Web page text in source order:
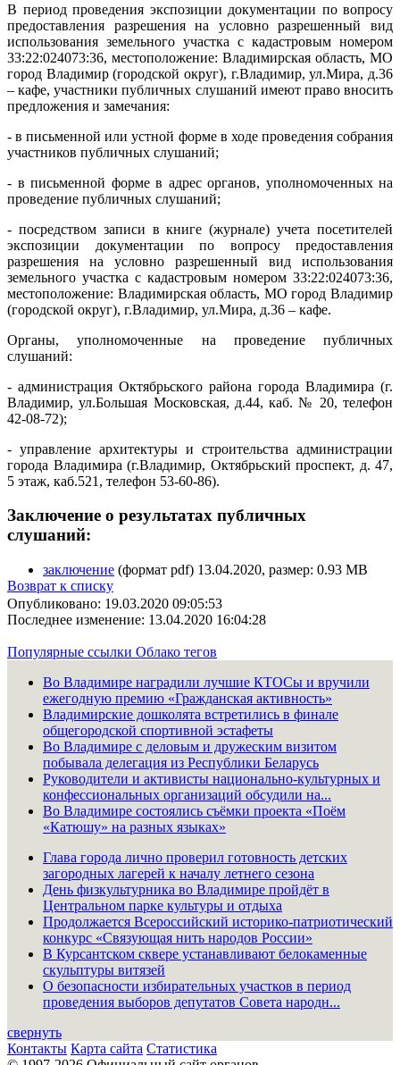
В период проведения экспозиции документации по вопросу
предоставления разрешения на условно разрешенный вид
использования земельного участка с кадастровым номером
33:22:024073:36, местоположение: Владимирская область, МО
город Владимир (городской округ), г.Владимир, ул.Мира, д.36
– кафе, участники публичных слушаний имеют право вносить
предложения и замечания:
- в письменной или устной форме в ходе проведения собрания
участников публичных слушаний;
- в письменной форме в адрес органов, уполномоченных на
проведение публичных слушаний;
- посредством записи в книге (журнале) учета посетителей
экспозиции документации по вопросу предоставления
разрешения на условно разрешенный вид использования
земельного участка с кадастровым номером 33:22:024073:36,
местоположение: Владимирская область, МО город Владимир
(городской округ), г.Владимир, ул.Мира, д.36 – кафе.
Органы, уполномоченные на проведение публичных
слушаний:
- администрация Октябрьского района города Владимира (г.
Владимир, ул.Большая Московская, д.44, каб. № 20, телефон
42-08-72);
- управление архитектуры и строительства администрации
города Владимира (г.Владимир, Октябрьский проспект, д. 47,
5 этаж, каб.521, телефон 53-60-86).
Заключение о результатах публичных
слушаний:
заключение (формат pdf) 13.04.2020, размер: 0.93 MB
Возврат к списку
Опубликовано: 19.03.2020 09:05:53
Последнее изменение: 13.04.2020 16:04:28
Популярные ссылки Облако тегов
Во Владимире наградили лучшие КТОСы и вручили
ежегодную премию «Гражданская активность»
Владимирские дошколята встретились в финале
общегородской спортивной эстафеты
Во Владимире с деловым и дружеским визитом
побывала делегация из Республики Беларусь
Руководители и активисты национально-культурных и
конфессиональных организаций обсудили на...
Во Владимире состоялись съёмки проекта «Поём
«Катюшу» на разных языках»
Глава города лично проверил готовность детских
загородных лагерей к началу летнего сезона
День физкультурника во Владимире пройдёт в
Центральном парке культуры и отдыха
Продолжается Всероссийский историко-патриотический
конкурс «Связующая нить народов России»
В Курсантском сквере устанавливают белокаменные
скульптуры витязей
О безопасности избирательных участков в период
проведения выборов депутатов Совета народн...
свернуть
Контакты Карта сайта Статистика